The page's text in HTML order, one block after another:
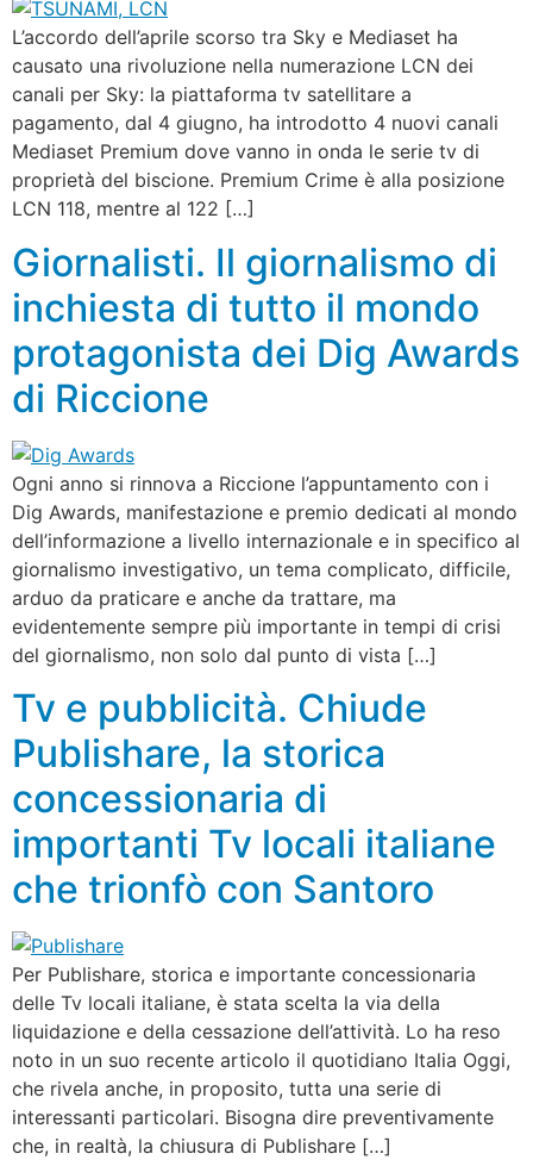
L’accordo dell’aprile scorso tra Sky e Mediaset ha
causato una rivoluzione nella numerazione LCN dei
canali per Sky: la piattaforma tv satellitare a
pagamento, dal 4 giugno, ha introdotto 4 nuovi canali
Mediaset Premium dove vanno in onda le serie tv di
proprietà del biscione. Premium Crime è alla posizione
LCN 118, mentre al 122 […]
Giornalisti. Il giornalismo di
inchiesta di tutto il mondo
protagonista dei Dig Awards
di Riccione
Ogni anno si rinnova a Riccione l’appuntamento con i
Dig Awards, manifestazione e premio dedicati al mondo
dell’informazione a livello internazionale e in specifico al
giornalismo investigativo, un tema complicato, difficile,
arduo da praticare e anche da trattare, ma
evidentemente sempre più importante in tempi di crisi
del giornalismo, non solo dal punto di vista […]
Tv e pubblicità. Chiude
Publishare, la storica
concessionaria di
importanti Tv locali italiane
che trionfò con Santoro
Per Publishare, storica e importante concessionaria
delle Tv locali italiane, è stata scelta la via della
liquidazione e della cessazione dell’attività. Lo ha reso
noto in un suo recente articolo il quotidiano Italia Oggi,
che rivela anche, in proposito, tutta una serie di
interessanti particolari. Bisogna dire preventivamente
che, in realtà, la chiusura di Publishare […]